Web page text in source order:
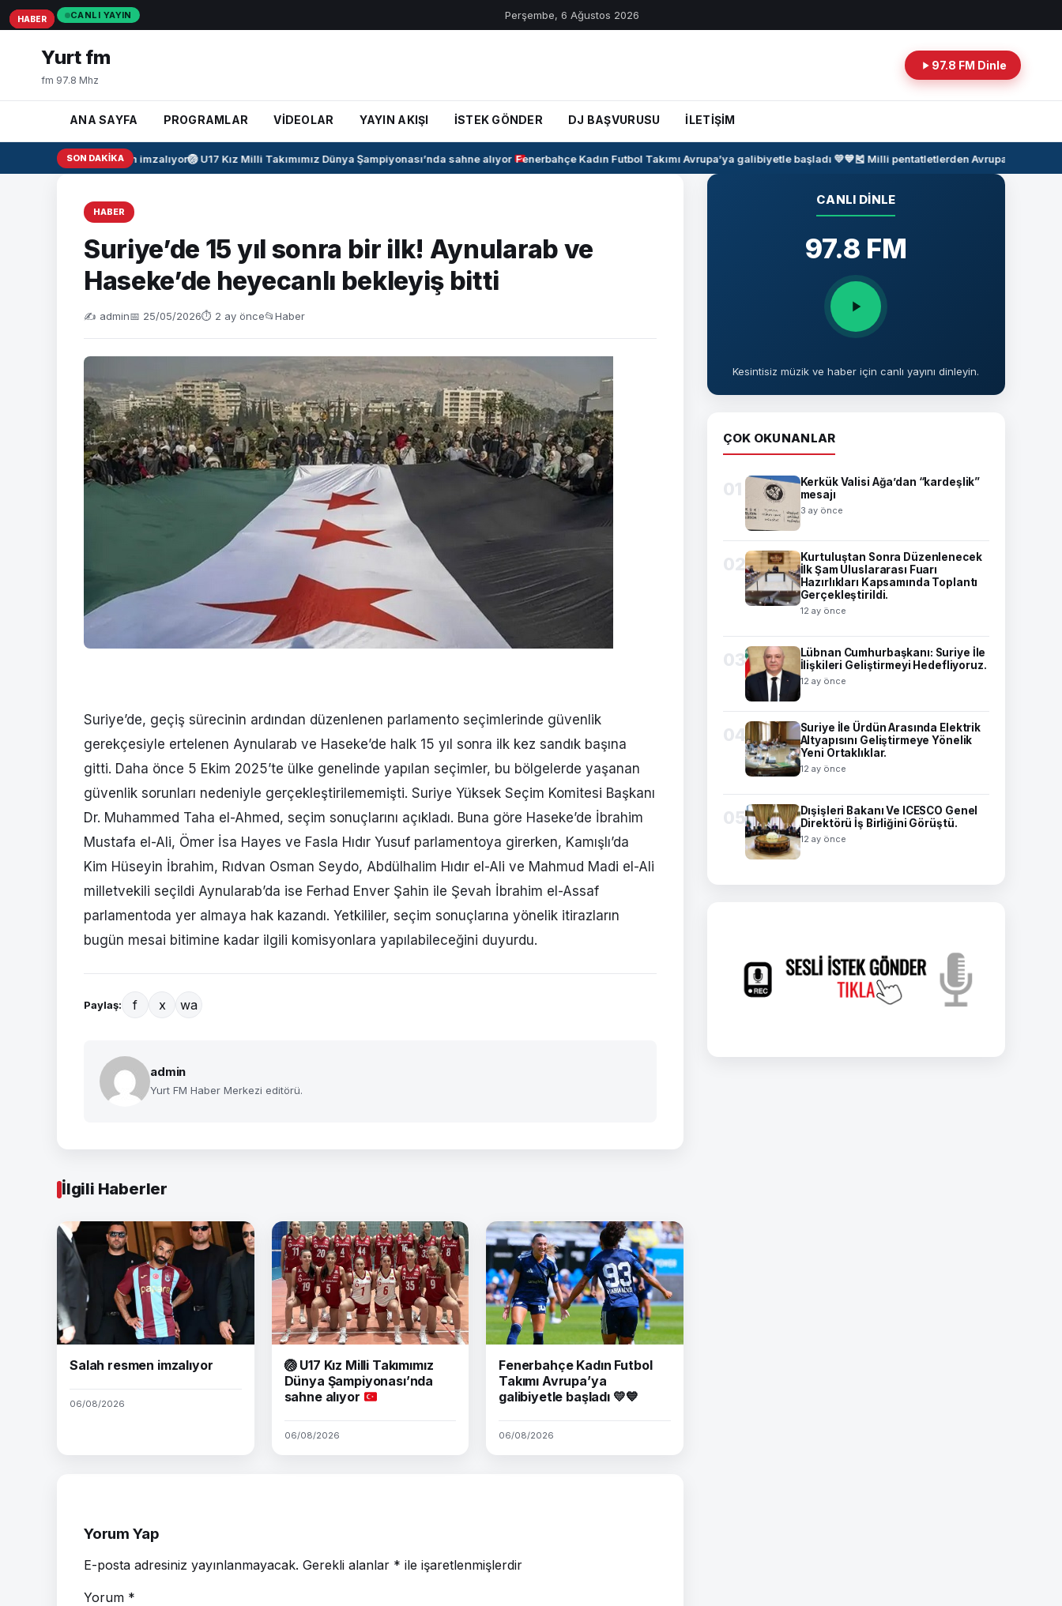
CANLI YAYIN Perşembe, 6 Ağustos 2026
Yurt fm
fm 97.8 Mhz
97.8 FM Dinle
ANA SAYFA PROGRAMLAR VİDEOLAR YAYIN AKIŞI İSTEK GÖNDER DJ BAŞVURUSU İLETİŞİM
SON DAKIKA
Salah resmen imzalıyor🏐U17 Kız Milli Takımımız Dünya Şampiyonası’nda sahne alıyorFenerbahçe Kadın Futbol Takımı Avrupa’ya galibiyetle başladı 💛💙🎽Milli pentatletlerden Avrupa
HABER
Suriye’de 15 yıl sonra bir ilk! Aynularab ve
Haseke’de heyecanlı bekleyiş bitti
✍️ admin📅 25/05/2026⏱ 2 ay önce📂Haber
Suriye’de, geçiş sürecinin ardından düzenlenen parlamento seçimlerinde güvenlik
gerekçesiyle ertelenen Aynularab ve Haseke’de halk 15 yıl sonra ilk kez sandık başına
gitti. Daha önce 5 Ekim 2025’te ülke genelinde yapılan seçimler, bu bölgelerde yaşanan
güvenlik sorunları nedeniyle gerçekleştirilememişti. Suriye Yüksek Seçim Komitesi Başkanı
Dr. Muhammed Taha el-Ahmed, seçim sonuçlarını açıkladı. Buna göre Haseke’de İbrahim
Mustafa el-Ali, Ömer İsa Hayes ve Fasla Hıdır Yusuf parlamentoya girerken, Kamışlı’da
Kim Hüseyin İbrahim, Rıdvan Osman Seydo, Abdülhalim Hıdır el-Ali ve Mahmud Madi el-Ali
milletvekili seçildi Aynularab’da ise Ferhad Enver Şahin ile Şevah İbrahim el-Assaf
parlamentoda yer almaya hak kazandı. Yetkililer, seçim sonuçlarına yönelik itirazların
bugün mesai bitimine kadar ilgili komisyonlara yapılabileceğini duyurdu.
Paylaş: f x wa
admin
Yurt FM Haber Merkezi editörü.
İlgili Haberler
HABER
Salah resmen imzalıyor
06/08/2026
HABER
🏐U17 Kız Milli Takımımız
Dünya Şampiyonası’nda
sahne alıyor
06/08/2026
HABER
Fenerbahçe Kadın Futbol
Takımı Avrupa’ya
galibiyetle başladı 💛💙
06/08/2026
Yorum Yap
E-posta adresiniz yayınlanmayacak. Gerekli alanlar * ile işaretlenmişlerdir
Yorum *
CANLI DINLE
97.8 FM
Kesintisiz müzik ve haber için canlı yayını dinleyin.
ÇOK OKUNANLAR
01
Kerkük Valisi Ağa’dan “kardeşlik”
mesajı
3 ay önce
02
Kurtuluştan Sonra Düzenlenecek
İlk Şam Uluslararası Fuarı
Hazırlıkları Kapsamında Toplantı
Gerçekleştirildi.
12 ay önce
03
Lübnan Cumhurbaşkanı: Suriye İle
İlişkileri Geliştirmeyi Hedefliyoruz.
12 ay önce
04
Suriye İle Ürdün Arasında Elektrik
Altyapısını Geliştirmeye Yönelik
Yeni Ortaklıklar.
12 ay önce
05
Dışişleri Bakanı Ve ICESCO Genel
Direktörü İş Birliğini Görüştü.
12 ay önce